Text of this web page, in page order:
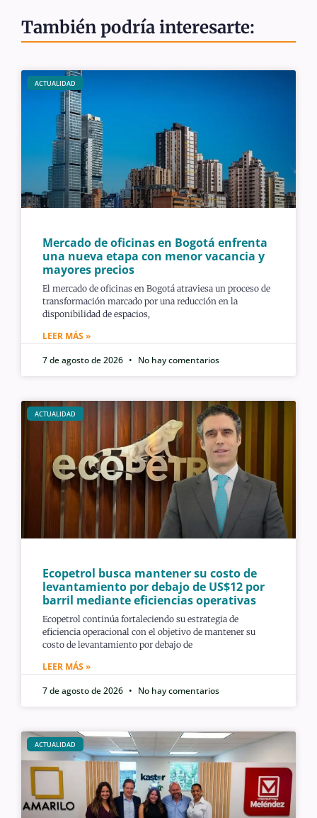
También podría interesarte:
ACTUALIDAD
Mercado de oficinas en Bogotá enfrenta
una nueva etapa con menor vacancia y
mayores precios
El mercado de oficinas en Bogotá atraviesa un proceso de
transformación marcado por una reducción en la
disponibilidad de espacios,
LEER MÁS »
7 de agosto de 2026
No hay comentarios
ACTUALIDAD
Ecopetrol busca mantener su costo de
levantamiento por debajo de US$12 por
barril mediante eficiencias operativas
Ecopetrol continúa fortaleciendo su estrategia de
eficiencia operacional con el objetivo de mantener su
costo de levantamiento por debajo de
LEER MÁS »
7 de agosto de 2026
No hay comentarios
ACTUALIDAD